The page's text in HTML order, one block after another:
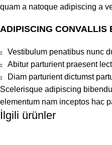
quam a natoque adipiscing a
ADIPISCING CONVALLIS
Vestibulum penatibus nunc
Abitur parturient praesent
Diam parturient dictumst
Scelerisque adipiscing
elementum nam inceptos hac
İlgili ürünler